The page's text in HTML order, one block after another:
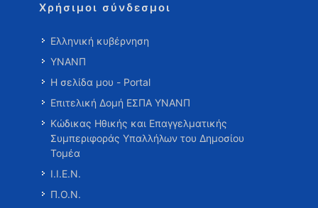
Χρήσιμοι σύνδεσμοι
Ελληνική κυβέρνηση
ΥΝΑΝΠ
Η σελίδα μου - Portal
Επιτελική Δομή ΕΣΠΑ ΥΝΑΝΠ
Κώδικας Ηθικής και Επαγγελματικής
Συμπεριφοράς Υπαλλήλων του Δημοσίου
Τομέα
Ι.Ι.Ε.Ν.
Π.Ο.Ν.